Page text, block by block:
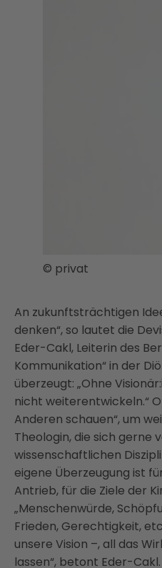
© privat
An zukunftsträchtigen
denken“, so lautet die
Eder-Cakl, Leiterin des
Kommunikation“ in der
überzeugt: „Ohne
nicht weiterentwickeln.“
Anderen schauen“, um
Theologin, die sich gerne
wissenschaftlichen
eigene Überzeugung ist
Antrieb, für die Ziele der
„Menschenwürde,
Frieden, Gerechtigkeit,
unsere Vision –, all das
lassen“, betont Eder-Cakl.